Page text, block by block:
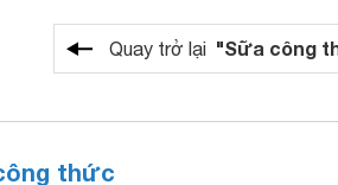
Quay trở lại "Sữa công
thức